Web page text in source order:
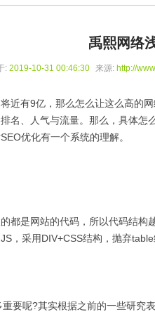
禹熙网络
: 2019-10-31 00:46:30 来源: http://
近有9亿，那么怎么让这么高的
名、人气与流量。那么，具体
SEO优化有一个系统的理解。
是网站的代码，所以代码结构
，采用DIV+CSS结构，抛弃
呢?其实根据之前的一些研究